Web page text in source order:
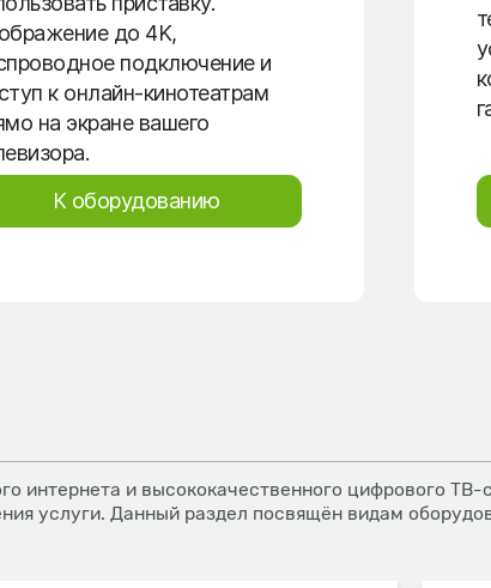
до 4K,
подключение и
к онлайн-кинотеатрам
на экране вашего
К оборудованию
интернета и высококачественного цифрового ТВ-
услуги. Данный раздел посвящён видам